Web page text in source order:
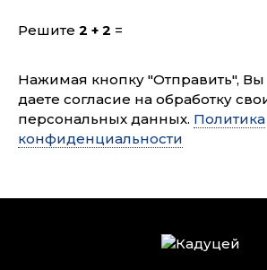
Решите 2 + 2 =
Нажимая кнопку "Отправить", Вы
даете согласие на обработку
персональных данных. Политика
конфиденциальности